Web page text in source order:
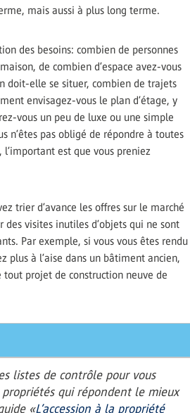
mais aussi à plus long terme.
des besoins: combien de personnes
de combien d’espace avez-vous
doit-elle se situer, combien de trajets
envisagez-vous le plan d’étage, y
vous un peu de luxe ou une simple
n’êtes pas obligé de répondre à toutes
est que vous preniez
trier d’avance les offres sur le marché
visites inutiles d’objets qui ne sont
Par exemple, si vous vous êtes rendu
plus à l’aise dans un bâtiment ancien,
tout projet de construction neuve de
listes de contrôle pour vous
qui répondent le mieux
«L’accession à la propriété